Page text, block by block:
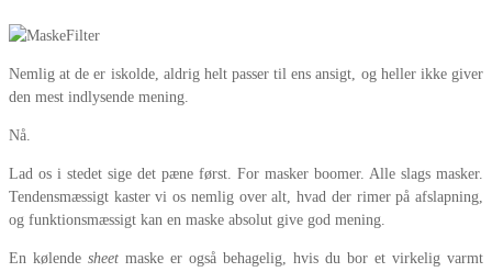
Nemlig at de er iskolde, aldrig helt passer til ens ansigt, og heller ikke giver
den mest indlysende mening.
Nå.
Lad os i stedet sige det pæne først. For masker boomer. Alle slags masker.
Tendensmæssigt kaster vi os nemlig over alt, hvad der rimer på afslapning,
og funktionsmæssigt kan en maske absolut give god mening.
En kølende sheet maske er også behagelig, hvis du bor et virkelig varmt